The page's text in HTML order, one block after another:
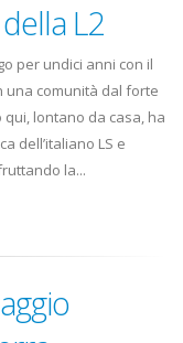
L2
per undici anni con il
una comunità dal forte
lontano da casa, ha
dell’italiano LS e
la...